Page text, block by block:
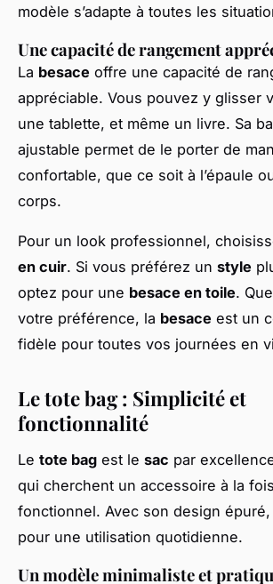
modèle s’adapte à toutes les
Une capacité de rangement
La besace offre une capacité de
appréciable. Vous pouvez y glisser
une tablette, et même un livre. Sa
ajustable permet de le porter de
confortable, que ce soit à l’épaule
corps.
Pour un look professionnel,
en cuir. Si vous préférez un style
optez pour une besace en toile.
votre préférence, la besace est un
fidèle pour toutes vos journées en
Le tote bag : Simplicité et
fonctionnalité
Le tote bag est le sac par
qui cherchent un accessoire à la
fonctionnel. Avec son design
pour une utilisation quotidienne.
Un modèle minimaliste et